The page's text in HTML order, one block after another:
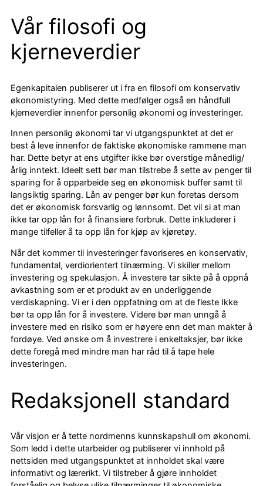
Vår filosofi og
kjerneverdier
Egenkapitalen publiserer ut i fra en filosofi om konservativ
økonomistyring. Med dette medfølger også en håndfull
kjerneverdier innenfor personlig økonomi og investeringer.
Innen personlig økonomi tar vi utgangspunktet at det er
best å leve innenfor de faktiske økonomiske rammene man
har. Dette betyr at ens utgifter ikke bør overstige månedlig/
årlig inntekt. Ideelt sett bør man tilstrebe å sette av penger til
sparing for å opparbeide seg en økonomisk buffer samt til
langsiktig sparing. Lån av penger bør kun foretas dersom
det er økonomisk forsvarlig og lønnsomt. Det vil si at man
ikke tar opp lån for å finansiere forbruk. Dette inkluderer i
mange tilfeller å ta opp lån for kjøp av kjøretøy.
Når det kommer til investeringer favoriseres en konservativ,
fundamental, verdiorientert tilnærming. Vi skiller mellom
investering og spekulasjon. Å investere tar sikte på å oppnå
avkastning som er et produkt av en underliggende
verdiskapning. Vi er i den oppfatning om at de fleste Ikke
bør ta opp lån for å investere. Videre bør man unngå å
investere med en risiko som er høyere enn det man makter å
fordøye. Ved ønske om å investrere i enkeltaksjer, bør ikke
dette foregå med mindre man har råd til å tape hele
investeringen.
Redaksjonell standard
Vår visjon er å tette nordmenns kunnskapshull om økonomi.
Som ledd i dette utarbeider og publiserer vi innhold på
nettsiden med utgangspunktet at innholdet skal være
informativt og lærerikt. Vi tilstreber å gjøre innholdet